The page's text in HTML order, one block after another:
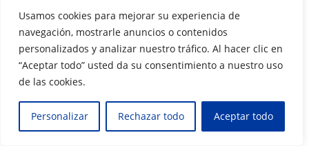
Usamos cookies para mejorar su experiencia de
navegación, mostrarle anuncios o contenidos
personalizados y analizar nuestro tráfico. Al hacer clic en
“Aceptar todo” usted da su consentimiento a nuestro uso
de las cookies.
Personalizar Rechazar todo Aceptar todo